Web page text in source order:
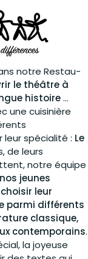
notre Restau-
le théâtre à
histoire…
une cuisinière
spécialité : Le
de leurs
notre équipe
jeunes
leur
parmi différents
classique,
contemporains.
la joyeuse